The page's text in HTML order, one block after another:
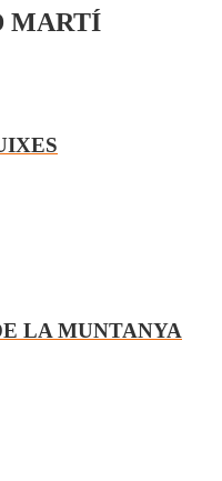
MARTÍ
LA MUNTANYA